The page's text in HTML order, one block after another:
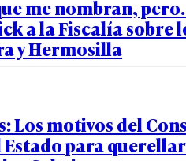
me nombran,
a la Fiscalía sobre
y Hermosilla
Los motivos del
Estado para